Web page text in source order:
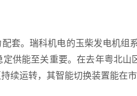
套。瑞科机电的玉柴发电机
供能至关重要。在去年粤北
续运转，其智能切换装置能在